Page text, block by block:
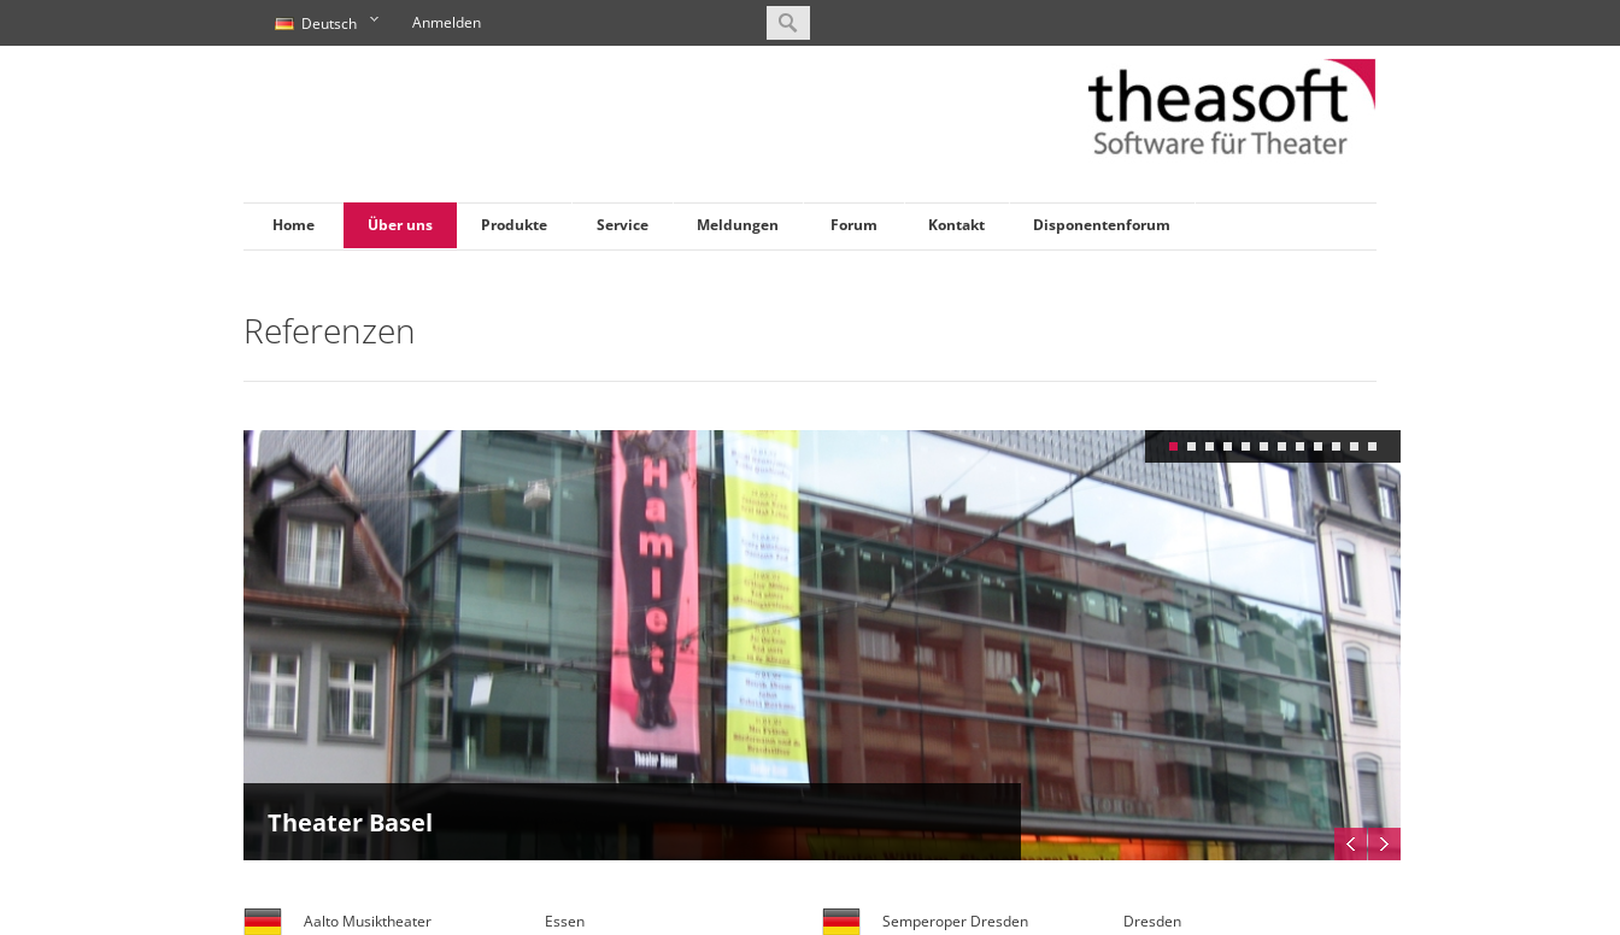
Deutsch Anmelden
Home Über uns Produkte Service Meldungen Forum Kontakt Disponentenforum
Referenzen
Theater Basel
Aalto Musiktheater Essen Semperoper Dresden Dresden